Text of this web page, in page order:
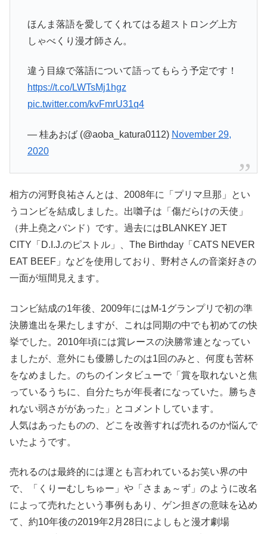
ほんま落語を愛してくれてはる超ストロング上方
しゃべくり漫才師さん。
違う目線で落語について語ってもらう予定です！
https://t.co/LWTsMj1hgz
pic.twitter.com/kvFmrU31q4
— 桂あおば (@aoba_katura0112) November 29,
2020
相方の河野良祐さんとは、2008年に「プリマ旦那」とい
うコンビを結成しました。出囃子は「傷だらけの天使」
（井上堯之バンド）です。過去にはBLANKEY JET
CITY「D.I.J.のピストル」、The Birthday「CATS NEVER
EAT BEEF」などを使用しており、野村さんの音楽好きの
一面が垣間見えます。
コンビ結成の1年後、2009年にはM-1グランプリで初の準
決勝進出を果たしますが、これは同期の中でも初めての快
挙でした。2010年頃には賞レースの決勝常連となってい
ましたが、意外にも優勝したのは1回のみと、何度も苦杯
をなめました。のちのインタビューで「賞を取れないと焦
っているうちに、自分たちが年長者になっていた。勝ちき
れない弱さががあった」とコメントしています。
人気はあったものの、どこを改善すれば売れるのか悩んで
いたようです。
売れるのは最終的には運とも言われているお笑い界の中
で、「くりーむしちゅー」や「さまぁ～ず」のように改名
によって売れたという事例もあり、ゲン担ぎの意味を込め
て、約10年後の2019年2月28日によしもと漫才劇場